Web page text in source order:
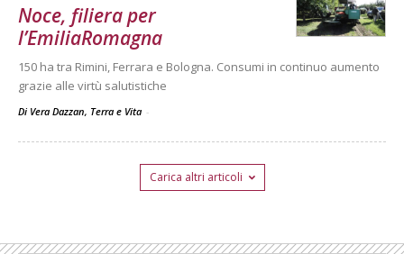
Noce, filiera per
l’EmiliaRomagna
150 ha tra Rimini, Ferrara e Bologna. Consumi in continuo aumento
grazie alle virtù salutistiche
Di Vera Dazzan, Terra e Vita -
Carica altri articoli